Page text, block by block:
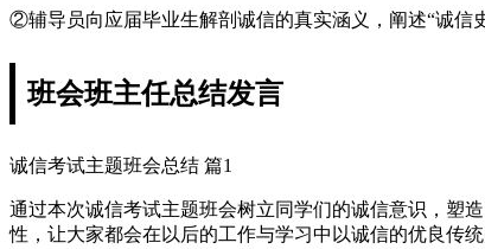
②辅导员向应届毕业生解剖诚信的真实涵义，阐述“诚信
班会班主任总结发言
诚信考试主题班会总结 篇1
通过本次诚信考试主题班会树立同学们的诚信意识，塑
性，让大家都会在以后的工作与学习中以诚信的优良传